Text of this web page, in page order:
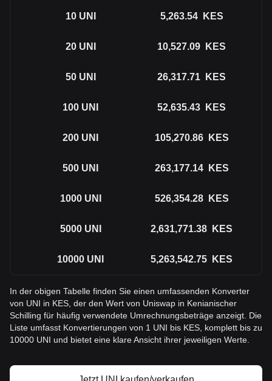
10 UNI 5,263.54 KES
20 UNI 10,527.09 KES
50 UNI 26,317.71 KES
100 UNI 52,635.43 KES
200 UNI 105,270.86 KES
500 UNI 263,177.14 KES
1000 UNI 526,354.28 KES
5000 UNI 2,631,771.38 KES
10000 UNI 5,263,542.75 KES
In der obigen Tabelle finden Sie einen umfassenden Konverter
von UNI in KES, der den Wert von Uniswap in Kenianischer
Schilling für häufig verwendete Umrechnungsbeträge anzeigt. Die
Liste umfasst Konvertierungen von 1 UNI bis KES, komplett bis zu
10000 UNI und bietet eine klare Ansicht ihrer jeweiligen Werte.